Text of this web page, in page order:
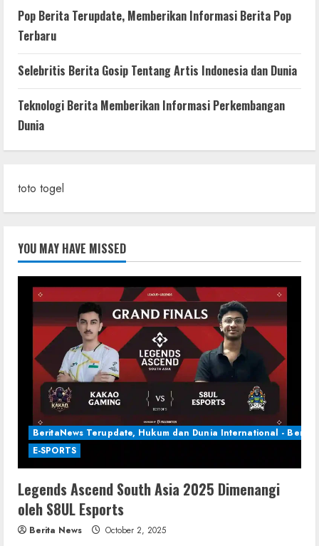
Pop Berita Terupdate, Memberikan Informasi Berita Pop
Terbaru
Selebritis Berita Gosip Tentang Artis Indonesia dan Dunia
Teknologi Berita Memberikan Informasi Perkembangan
Dunia
toto togel
YOU MAY HAVE MISSED
BeritaNews Terupdate, Hukum dan Dunia International - Berita
E-SPORTS
Legends Ascend South Asia 2025 Dimenangi
oleh S8UL Esports
Berita News October 2, 2025